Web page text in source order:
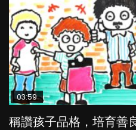
03:59
稱讚孩子品格，培育善
03:41
BB口腔期乜都放入口，
04:28
管教｜唔打得，唔罵得
03:48
親子閱讀方法與技巧 用
03:31
【動畫】父母信念如何